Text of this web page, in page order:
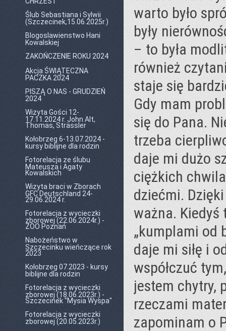
Ślub Sebastiana i Sylwii
(Szczecinek,15.06.2025r.)
Blogoslawienstwo Hani
Kowalskiej
ZAKOŃCZENIE ROKU 2024
Akcja ŚWIĄTECZNA
PACZKA 2024
PISZĄ O NAS - GRUDZIEŃ
2024
Wizyta Gości 12-
17.11.2024 r. John Alt,
Thomas, Strässler
Kołobrzeg 6-13.07.2024 -
kursy biblijne dla rodzin
Fotorelacja ze ślubu
Mateusza i Agaty
Kowalskich
Wizyta braci w Zborach
GFC Deutschland 24-
29.06.2024 r.
Fotorelacja z wycieczki
zborowej (22.06.2024r.) -
ZOO Poznań
Nabożeństwo w
Szczecinku wieńczące rok
2023
Kołobrzeg 07.2023 - kursy
biblijne dla rodzin
Fotorelacja z wycieczki
zborowej (18.06.2023r.) -
Szczecinek "Mysia Wyspa"
Fotorelacja z wycieczki
zborowej (20.05.2023r.)
warto było
były
– to była
również
staje się
Gdy mam
się do Pana.
trzeba
daje mi dużo
ciężkich
dziećmi.
ważna. Kiedyś
„kumplami od
daje mi siłę i
współczuć
jestem chytry,
rzeczami
zapominam o